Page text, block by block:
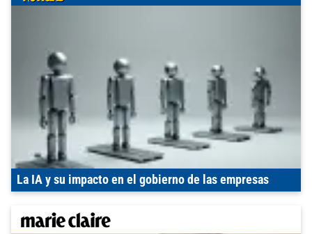
La IA y su impacto en el gobierno de las empresas